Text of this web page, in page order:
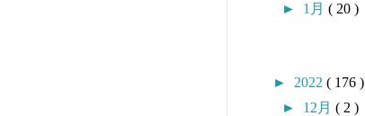
► 1月 ( 20 )
► 2022 ( 176 )
► 12月 ( 2 )